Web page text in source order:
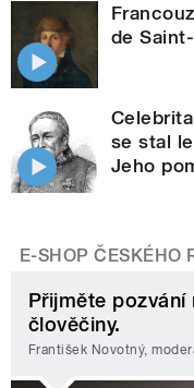
de
se stal
Jeho
E-SHOP ČESKÉHO
Přijměte pozvání
člověčiny.
František Novotný,